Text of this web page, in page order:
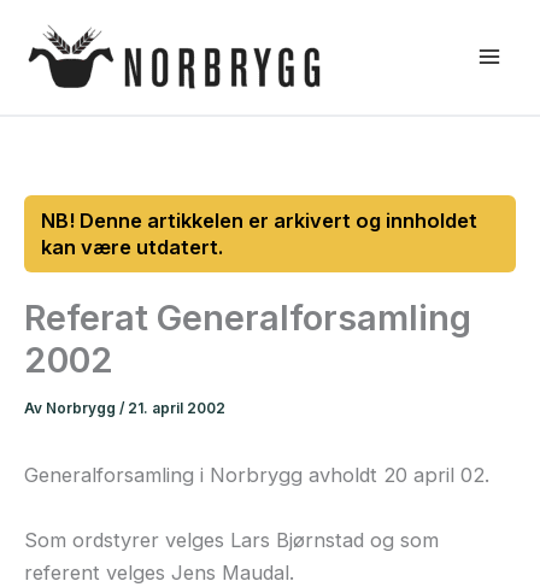
rett
Referat Generalforsamling
2002
Av Norbrygg / 21. april 2002
Generalforsamling i Norbrygg avholdt 20 april 02.
Som ordstyrer velges Lars Bjørnstad og som
referent velges Jens Maudal.